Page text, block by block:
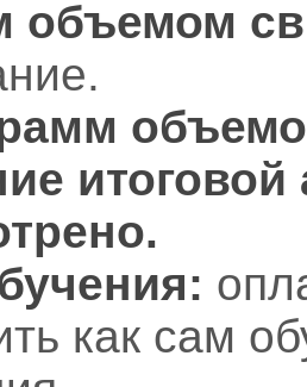
объемом
итоговой
как сам